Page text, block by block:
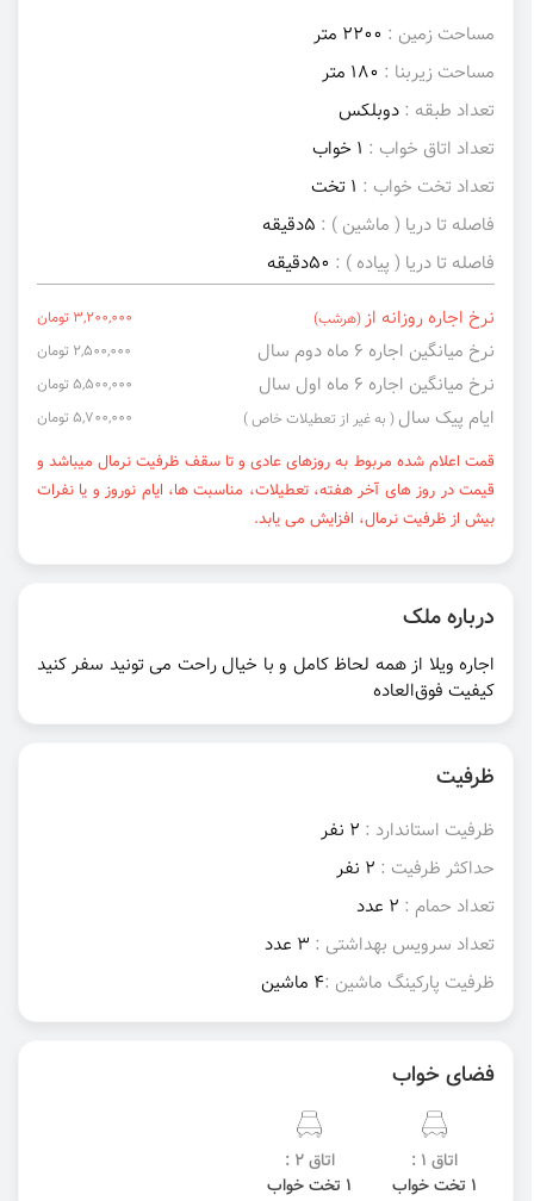
مساحت زمین : 2200 متر
مساحت زیربنا : 180 متر
تعداد طبقه : دوبلکس
تعداد اتاق خواب : 1 خواب
تعداد تخت خواب : 1 تخت
فاصله تا دریا ( ماشین ) : 5دقیقه
فاصله تا دریا ( پیاده ) : 50دقیقه
نرخ اجاره روزانه از (هرشب) 3,200,000 تومان
نرخ میانگین اجاره ۶ ماه دوم سال 2,500,000 تومان
نرخ میانگین اجاره ۶ ماه اول سال 5,500,000 تومان
ایام پیک سال ( به غیر از تعطیلات خاص ) 5,700,000 تومان
قمت اعلام شده مربوط به روزهای عادی و تا سقف ظرفیت نرمال میباشد و
قیمت در روز های آخر هفته، تعطیلات، مناسبت ها، ایام نوروز و یا نفرات
بیش از ظرفیت نرمال، افزایش می یابد.
درباره ملک
اجاره ویلا از همه لحاظ کامل و با خیال راحت می تونید سفر کنید
کیفیت فوق‌العاده
ظرفیت
ظرفیت استاندارد : 2 نفر
حداکثر ظرفیت : 2 نفر
تعداد حمام : 2 عدد
تعداد سرویس بهداشتی : 3 عدد
ظرفیت پارکینگ ماشین :4 ماشین
فضای خواب
اتاق 1 :
1 تخت خواب
اتاق 2 :
1 تخت خواب